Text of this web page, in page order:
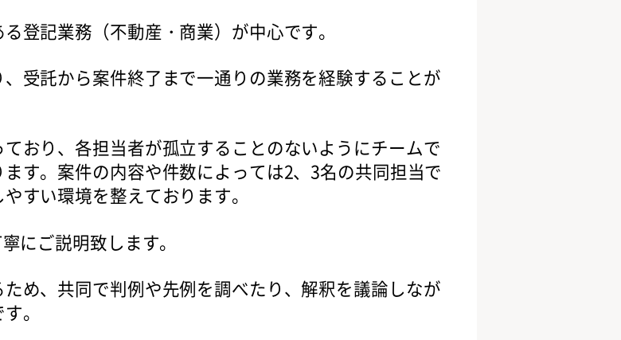
登記業務（不動産・商業）が中心です。
受託から案件終了まで一通りの業務を経験することが
おり、各担当者が孤立することのないようにチームで
す。案件の内容や件数によっては2、3名の共同担当で
すい環境を整えております。
にご説明致します。
め、共同で判例や先例を調べたり、解釈を議論しなが
。